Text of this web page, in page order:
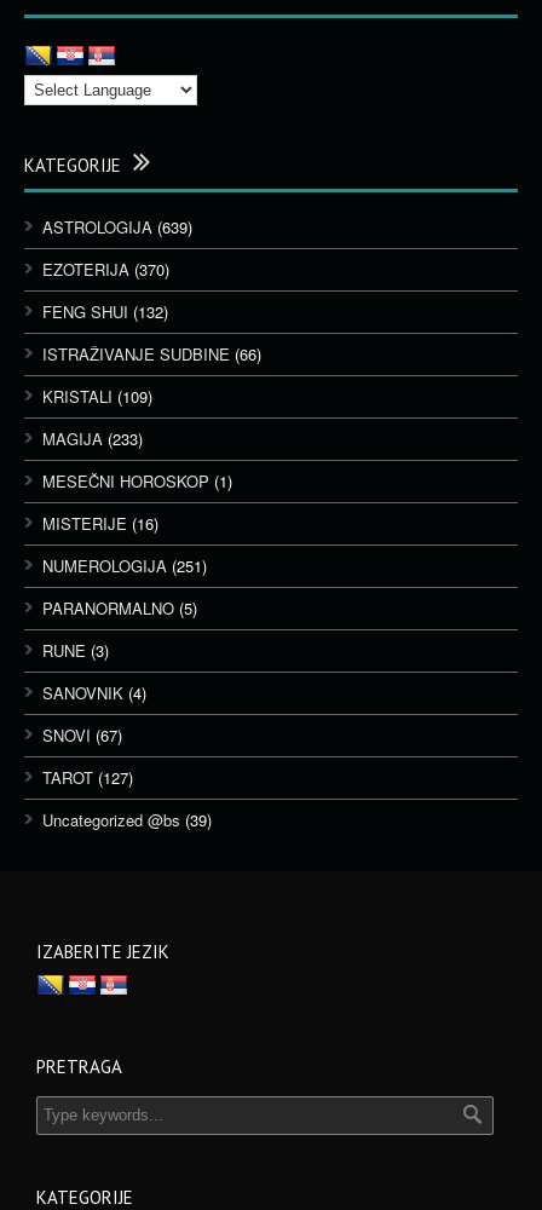
KATEGORIJE
ASTROLOGIJA (639)
EZOTERIJA (370)
FENG SHUI (132)
ISTRAŽIVANJE SUDBINE (66)
KRISTALI (109)
MAGIJA (233)
MESEČNI HOROSKOP (1)
MISTERIJE (16)
NUMEROLOGIJA (251)
PARANORMALNO (5)
RUNE (3)
SANOVNIK (4)
SNOVI (67)
TAROT (127)
Uncategorized @bs (39)
IZABERITE JEZIK
PRETRAGA
KATEGORIJE